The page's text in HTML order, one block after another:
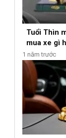
Tuổi Thìn
mua xe gì
1 năm trước